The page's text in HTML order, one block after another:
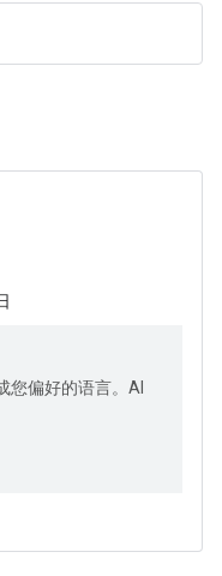
您偏好的语言。AI